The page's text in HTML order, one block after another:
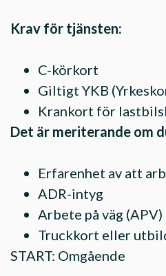
Krav för tjänsten:
C-körkort
Giltigt YKB
Krankort för
Det är meriterande om
Erfarenhet av att
ADR-intyg
Arbete på väg (APV)
Truckkort eller
START: Omgående